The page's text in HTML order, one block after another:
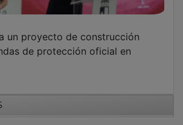
un proyecto de construcción
de protección oficial en